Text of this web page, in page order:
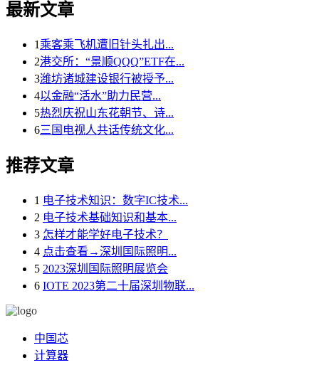
最新文章
1 乘客乘飞机遭旧针头扎出...
2港交所：“景顺QQQ”ETF在...
3潍坊诸城建设银行被授予...
4以金融“活水”助力民营...
5热烈庆祝山东花朝节、诗...
6三国电视人共话传统文化...
推荐文章
1 电子技术知识：数字IC技术...
2 电子技术基础知识和基本...
3 怎样才能学好电子技术？
4 点击查看→深圳国际照明...
5 2023深圳国际照明展览会
6 IOTE 2023第二十届深圳物联...
中国芯
计算器